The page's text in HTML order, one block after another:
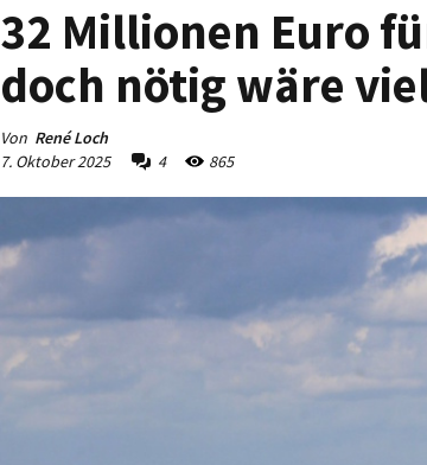
32 Millionen Euro
doch nötig wäre
Von René Loch
7. Oktober 2025
4 865